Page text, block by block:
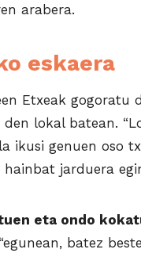
arabera.
eskaera
Etxeak gogoratu
lokal batean.
ikusi genuen oso
jarduera
eta ondo
“egunean, batez